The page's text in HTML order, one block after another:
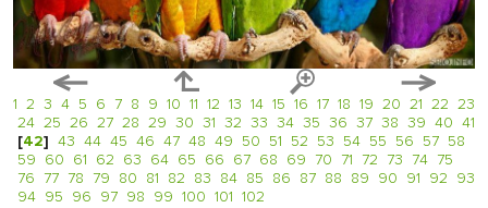
1 2 3 4 5 6 7 8 9 10 11 12 13 14 15 16 17 18 19 20 21 22 23
24 25 26 27 28 29 30 31 32 33 34 35 36 37 38 39 40 41
[42] 43 44 45 46 47 48 49 50 51 52 53 54 55 56 57 58
59 60 61 62 63 64 65 66 67 68 69 70 71 72 73 74 75
76 77 78 79 80 81 82 83 84 85 86 87 88 89 90 91 92 93
94 95 96 97 98 99 100 101 102